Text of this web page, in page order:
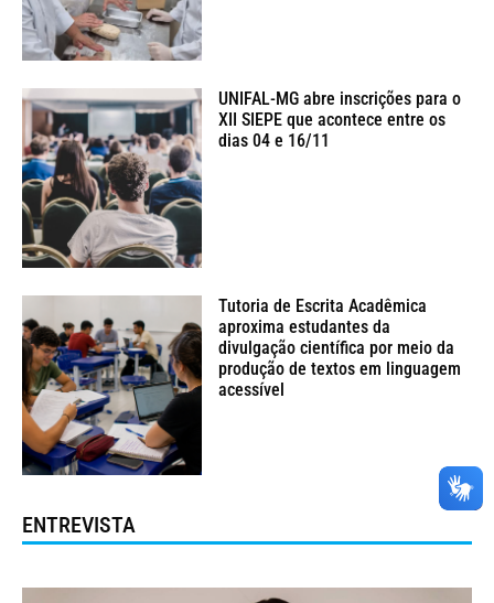
UNIFAL-MG abre inscrições para o
XII SIEPE que acontece entre os
dias 04 e 16/11
Tutoria de Escrita Acadêmica
aproxima estudantes da
divulgação científica por meio da
produção de textos em linguagem
acessível
ENTREVISTA